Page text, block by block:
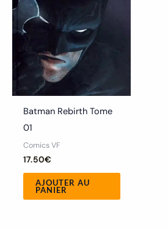
Batman Rebirth Tome
01
Comics VF
17.50€
AJOUTER AU
PANIER